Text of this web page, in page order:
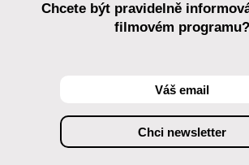
Chcete být pravidelně
filmovém programu?